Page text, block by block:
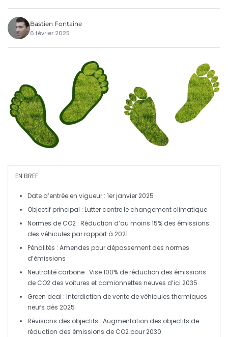
Bastien Fontaine
6 février 2025
EN BREF
Date d’entrée en vigueur : 1er janvier 2025
Objectif principal : Lutter contre le changement climatique
Normes de CO2 : Réduction d’au moins 15% des émissions
des véhicules par rapport à 2021
Pénalités : Amendes pour dépassement des normes
d’émissions
Neutralité carbone : Vise 100% de réduction des émissions
de CO2 des voitures et camionnettes neuves d’ici 2035
Green deal : Interdiction de vente de véhicules thermiques
neufs dès 2025
Révisions des objectifs : Augmentation des objectifs de
réduction des émissions de CO2 pour 2030